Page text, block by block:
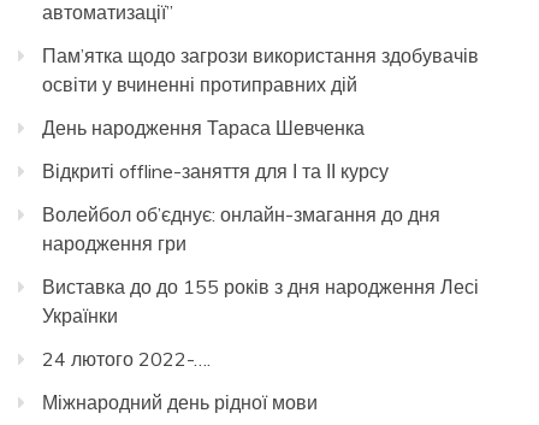
автоматизації”
Пам’ятка щодо загрози використання здобувачів
освіти у вчиненні протиправних дій
День народження Тараса Шевченка
Відкриті offline-заняття для І та ІІ курсу
Волейбол об’єднує: онлайн-змагання до дня
народження гри
Виставка до до 155 років з дня народження Лесі
Українки
24 лютого 2022-….
Міжнародний день рідної мови